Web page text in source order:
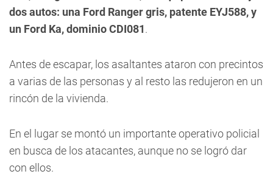
dos autos: una Ford Ranger gris, patente EYJ588, y
un Ford Ka, dominio CDI081.
Antes de escapar, los asaltantes ataron con precintos
a varias de las personas y al resto las redujeron en un
rincón de la vivienda.
En el lugar se montó un importante operativo policial
en busca de los atacantes, aunque no se logró dar
con ellos.